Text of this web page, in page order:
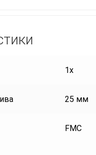
1х
25 мм
FMC